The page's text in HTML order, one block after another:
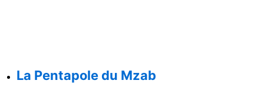
La Pentapole du Mzab